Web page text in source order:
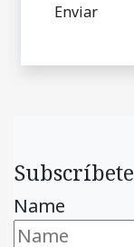
Name